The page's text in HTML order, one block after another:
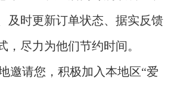
及时更新订单状态、据实反馈
，尽力为他们节约时间。
邀请您，积极加入本地区“爱